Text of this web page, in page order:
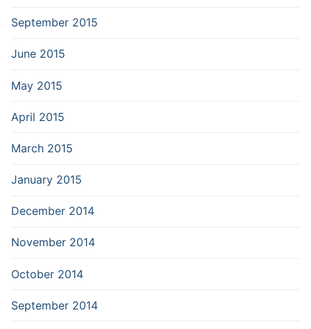
September 2015
June 2015
May 2015
April 2015
March 2015
January 2015
December 2014
November 2014
October 2014
September 2014